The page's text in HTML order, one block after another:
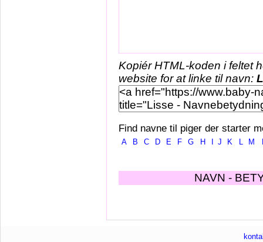
Kopiér HTML-koden i feltet
website for at linke til navn:
Find navne til piger der starter
A B C D E F G H J K L M
NAVN -